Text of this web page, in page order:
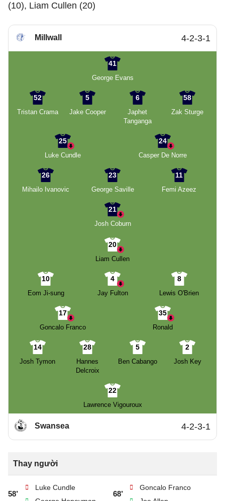
(10), Liam Cullen (20)
Millwall 4-2-3-1
41
George Evans
52
Tristan Crama
5
Jake Cooper
6
Japhet
Tanganga
58
Zak Sturge
25
Luke Cundle
24
Casper De Norre
26
Mihailo Ivanovic
23
George Saville
11
Femi Azeez
21
Josh Coburn
20
Liam Cullen
10
Eom Ji-sung
4
Jay Fulton
8
Lewis O'Brien
17
Goncalo Franco
35
Ronald
14
Josh Tymon
28
Hannes
Delcroix
5
Ben Cabango
2
Josh Key
22
Lawrence Vigouroux
Swansea 4-2-3-1
Thay người
58’
Luke Cundle
68’
Goncalo Franco